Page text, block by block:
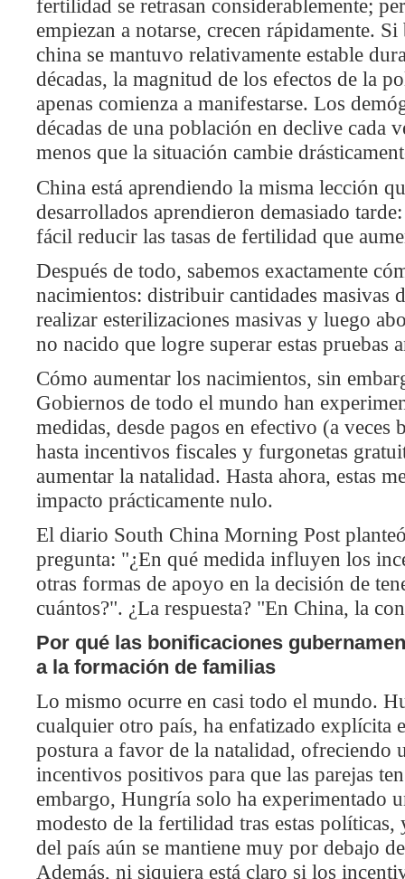
fertilidad se retrasan considerablemente;
empiezan a notarse, crecen rápidamente.
china se mantuvo relativamente estable
décadas, la magnitud de los efectos de la
apenas comienza a manifestarse. Los
décadas de una población en declive cada
menos que la situación cambie
China está aprendiendo la misma lección
desarrollados aprendieron demasiado
fácil reducir las tasas de fertilidad que
Después de todo, sabemos exactamente
nacimientos: distribuir cantidades masivas
realizar esterilizaciones masivas y luego
no nacido que logre superar estas pruebas
Cómo aumentar los nacimientos, sin
Gobiernos de todo el mundo han
medidas, desde pagos en efectivo (a veces
hasta incentivos fiscales y furgonetas
aumentar la natalidad. Hasta ahora, estas
impacto prácticamente nulo.
El diario South China Morning Post
pregunta: "¿En qué medida influyen los
otras formas de apoyo en la decisión de
cuántos?". ¿La respuesta? "En China, la
Por qué las bonificaciones
a la formación de familias
Lo mismo ocurre en casi todo el mundo.
cualquier otro país, ha enfatizado explícita
postura a favor de la natalidad, ofreciendo
incentivos positivos para que las parejas
embargo, Hungría solo ha experimentado
modesto de la fertilidad tras estas políticas,
del país aún se mantiene muy por debajo
Además, ni siquiera está claro si los